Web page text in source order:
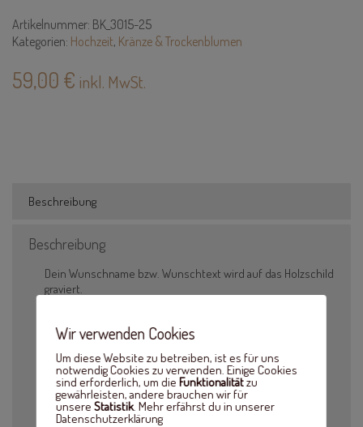
Artikelnummer: BK_3015-25
Kategorien: Hochzeit, Kränze & Trockenblumen
59,00 € inkl. MwSt.
Beschreibung
Beschreibung
Dein Wunschname bzw. Wunschtext wird auf das Holzschild
graviert.
Durchmesser des Schildes: 15cm
Inkl. Kordel zum Aufhängen
Material: Trockenblumen, Jute, Pappelholz 3mm
Bitte bei der Bestellung den Wunschnamen bzw.
Wunschtext angeben
Lieferzeit: 10 Werktage
Wir verwenden Cookies
Um diese Website zu betreiben, ist es für uns
notwendig Cookies zu verwenden. Einige Cookies
sind erforderlich, um die Funktionalitätzu
gewährleisten, andere brauchen wir für
unsere Statistik. Mehr erfährst du in unserer
Datenschutzerklärung